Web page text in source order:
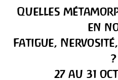
Quelles
en
Fatigue,
?
27 au 31